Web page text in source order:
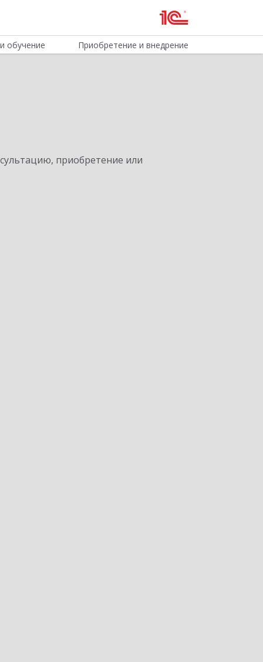
обучение Приобретение и внедрение
приобретение или